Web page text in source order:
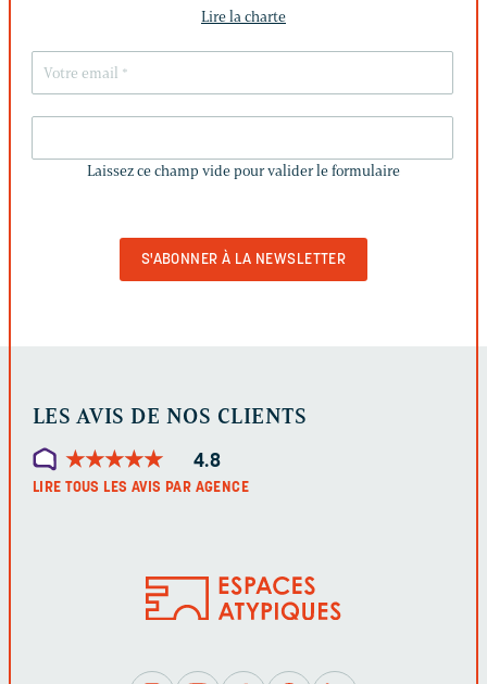
Lire la charte
CHAMP
Laissez ce champ vide pour valider le formulaire
LES AVIS DE NOS CLIENTS
★★★★★
★★★★★ 4.8
LIRE TOUS LES AVIS PAR AGENCE